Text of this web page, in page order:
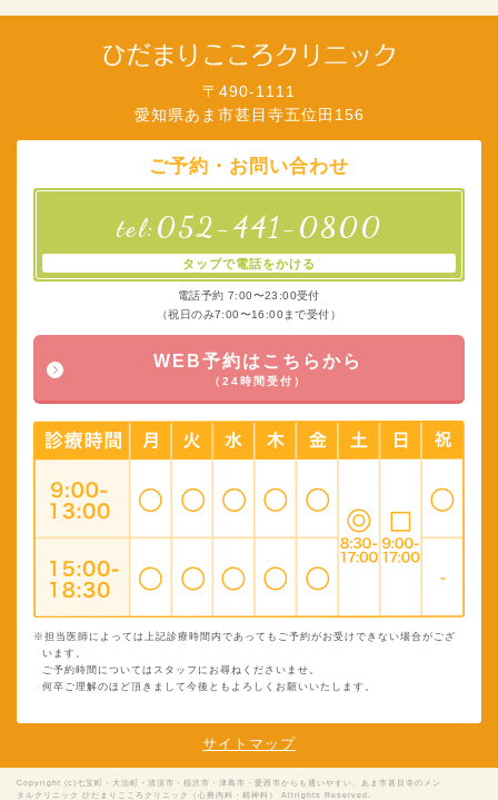
〒490-1111
愛知県あま市甚目寺五位田156
ご予約・お問い合わせ
tel: 052-441-0800
タップで電話をかける
電話予約 7:00〜23:00受付
（祝日のみ7:00〜16:00まで受付）
WEB予約はこちらから
（24時間受付）
※担当医師によっては上記診療時間内であってもご予約がお受けできない場合がござ
います。
ご予約時間についてはスタッフにお尋ねくださいませ。
何卒ご理解のほど頂きまして今後ともよろしくお願いいたします。
サイトマップ
Copyright (c)七宝町・大治町・清須市・稲沢市・津島市・愛西市からも通いやすい、あま市甚目寺のメン
タルクリニック ひだまりこころクリニック（心療内科・精神科） Allrights Reserved.